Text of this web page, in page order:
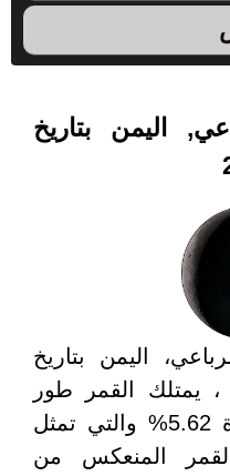
اليمن بتاريخ
اليمن بتاريخ
يمتلك القمر طور
، وبدرجة إضاءة 5.62% والتي تمثل
المنعكس من